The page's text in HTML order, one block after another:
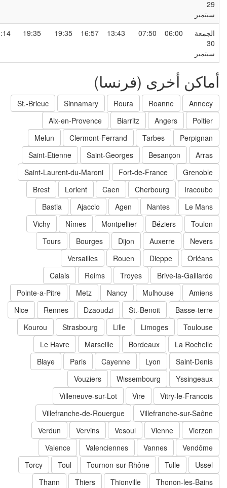
06:00
07:50
13:43
16:57
19:35
19:35
21:14
أخرى (فرنسا)
Annecy
Roanne
Roura
Sinnamary
St.-Brieuc
Poitier
Angers
Biarritz
Aix-en-Provence
Perpignan
Tarbes
Clermont-Ferrand
Melun
Arras
Besançon
Saint-Georges
Saint-Etienne
Grenoble
Fort-de-France
Saint-Laurent-du-Maroni
Iracoubo
Cherbourg
Caen
Lorient
Brest
Le Mans
Nantes
Agen
Ajaccio
Bastia
Toulon
Béziers
Montpellier
Nîmes
Vichy
Nevers
Auxerre
Dijon
Bourges
Tours
Orléans
Dieppe
Rouen
Versailles
Brive-la-Gaillarde
Troyes
Reims
Calais
Amiens
Mulhouse
Nancy
Metz
Pointe-a-Pitre
Basse-terre
St.-Benoit
Dzaoudzi
Rennes
Nice
Toulouse
Limoges
Strasbourg
Kourou
La Rochelle
Bordeaux
Marseille
Le Havre
Saint-Denis
Lyon
Cayenne
Paris
Blaye
Yssingeaux
Wissembourg
Vouziers
Vitry-le-Francois
Villeneuve-sur-Lot
Villefranche-sur-Saône
Villefranche-de-Rouergue
Vierzon
Vienne
Vesoul
Vervins
Verdun
Vendôme
Vannes
Valenciennes
Valence
Ussel
Tulle
Tournon-sur-Rhône
Torcy
Thonon-les-Bains
Thionville
Thiers
Thann